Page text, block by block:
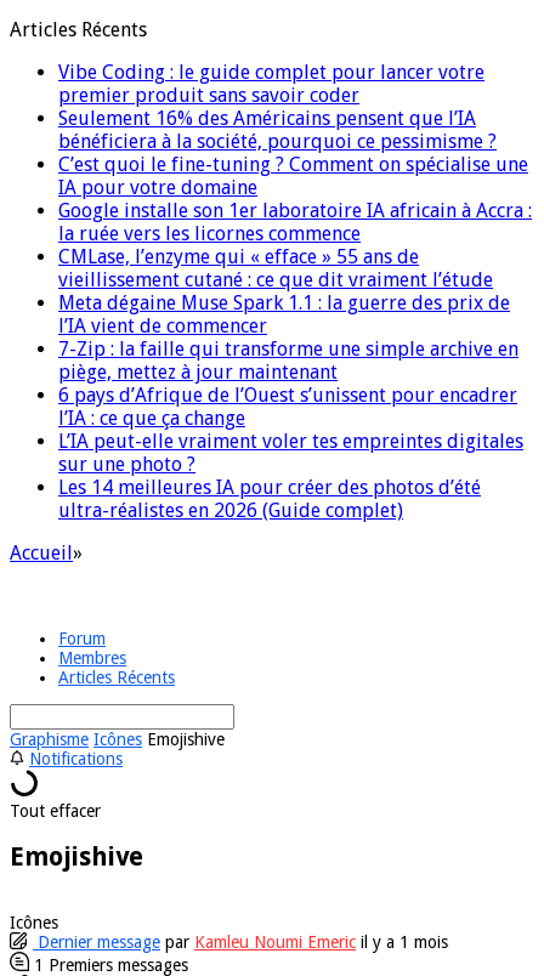
Articles Récents
Vibe Coding : le guide complet pour lancer votre
premier produit sans savoir coder
Seulement 16% des Américains pensent que l’IA
bénéficiera à la société, pourquoi ce pessimisme ?
C’est quoi le fine-tuning ? Comment on spécialise une
IA pour votre domaine
Google installe son 1er laboratoire IA africain à Accra :
la ruée vers les licornes commence
CMLase, l’enzyme qui « efface » 55 ans de
vieillissement cutané : ce que dit vraiment l’étude
Meta dégaine Muse Spark 1.1 : la guerre des prix de
l’IA vient de commencer
7-Zip : la faille qui transforme une simple archive en
piège, mettez à jour maintenant
6 pays d’Afrique de l’Ouest s’unissent pour encadrer
l’IA : ce que ça change
L’IA peut-elle vraiment voler tes empreintes digitales
sur une photo ?
Les 14 meilleures IA pour créer des photos d’été
ultra-réalistes en 2026 (Guide complet)
Accueil»
Forum
Membres
Articles Récents
Graphisme Icônes Emojishive
Notifications
Tout effacer
Emojishive
Icônes
Dernier message par Kamleu Noumi Emeric il y a 1 mois
1 Premiers messages